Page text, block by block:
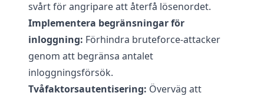
svårt för angripare att återfå lösenordet.
Implementera begränsningar för
inloggning: Förhindra bruteforce-attacker
genom att begränsa antalet
inloggningsförsök.
Tvåfaktorsautentisering: Överväg att